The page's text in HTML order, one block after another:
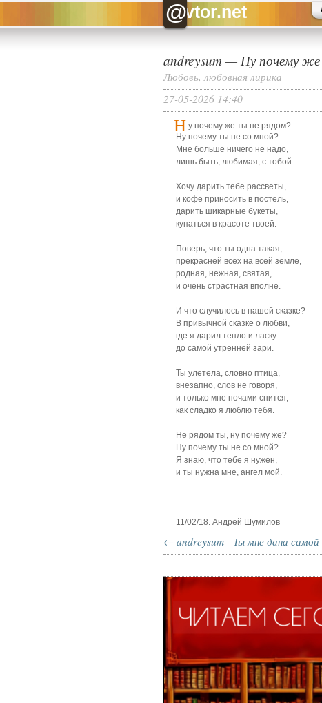
@vtor.net
andreysum— Ну почему
Любовь, любовная лирика
27-05-2026 14:40
Н у почему же ты не рядом?
Ну почему ты не со мной?
Мне больше ничего не надо,
лишь быть, любимая, с тобой.
Хочу дарить тебе рассветы,
и кофе приносить в постель,
дарить шикарные букеты,
купаться в красоте твоей.
Поверь, что ты одна такая,
прекрасней всех на всей земле,
родная, нежная, святая,
и очень страстная вполне.
И что случилось в нашей сказке?
В привычной сказке о любви,
где я дарил тепло и ласку
до самой утренней зари.
Ты улетела, словно птица,
внезапно, слов не говоря,
и только мне ночами снится,
как сладко я люблю тебя.
Не рядом ты, ну почему же?
Ну почему ты не со мной?
Я знаю, что тебе я нужен,
и ты нужна мне, ангел мой.
11/02/18. Андрей Шумилов
← andreysum - Ты мне дана самой